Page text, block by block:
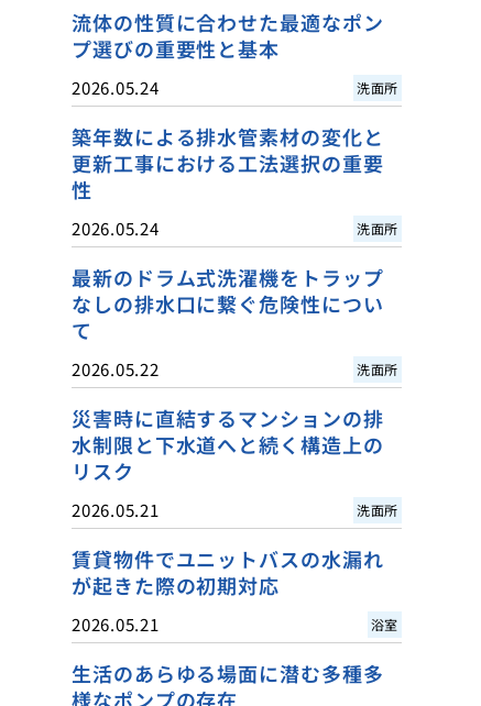
流体の性質に合わせた最適なポン
プ選びの重要性と基本
2026.05.24 洗面所
築年数による排水管素材の変化と
更新工事における工法選択の重要
性
2026.05.24 洗面所
最新のドラム式洗濯機をトラップ
なしの排水口に繋ぐ危険性につい
て
2026.05.22 洗面所
災害時に直結するマンションの排
水制限と下水道へと続く構造上の
リスク
2026.05.21 洗面所
賃貸物件でユニットバスの水漏れ
が起きた際の初期対応
2026.05.21 浴室
生活のあらゆる場面に潜む多種多
様なポンプの存在